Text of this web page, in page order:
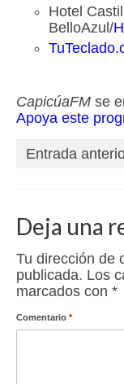
Hotel
BelloAzul/
CapicúaFM se
Apoya este
Entrada
Deja una
Tu dirección de
publicada. Los
marcados con *
Comentario *